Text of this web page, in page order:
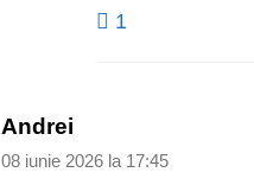
1
Andrei
08 iunie 2026 la 17:45